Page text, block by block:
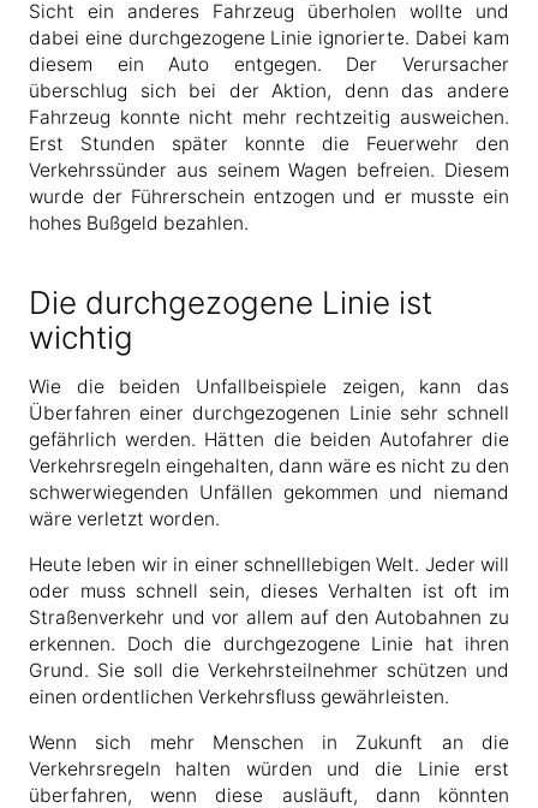
Sicht ein anderes Fahrzeug überholen wollte und
dabei eine durchgezogene Linie ignorierte. Dabei kam
diesem ein Auto entgegen. Der Verursacher
überschlug sich bei der Aktion, denn das andere
Fahrzeug konnte nicht mehr rechtzeitig ausweichen.
Erst Stunden später konnte die Feuerwehr den
Verkehrssünder aus seinem Wagen befreien. Diesem
wurde der Führerschein entzogen und er musste ein
hohes Bußgeld bezahlen.
Die durchgezogene Linie ist
wichtig
Wie die beiden Unfallbeispiele zeigen, kann das
Überfahren einer durchgezogenen Linie sehr schnell
gefährlich werden. Hätten die beiden Autofahrer die
Verkehrsregeln eingehalten, dann wäre es nicht zu den
schwerwiegenden Unfällen gekommen und niemand
wäre verletzt worden.
Heute leben wir in einer schnelllebigen Welt. Jeder will
oder muss schnell sein, dieses Verhalten ist oft im
Straßenverkehr und vor allem auf den Autobahnen zu
erkennen. Doch die durchgezogene Linie hat ihren
Grund. Sie soll die Verkehrsteilnehmer schützen und
einen ordentlichen Verkehrsfluss gewährleisten.
Wenn sich mehr Menschen in Zukunft an die
Verkehrsregeln halten würden und die Linie erst
überfahren, wenn diese ausläuft, dann könnten